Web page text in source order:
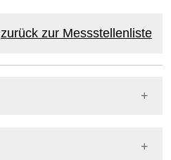
zurück zur Messstellenliste